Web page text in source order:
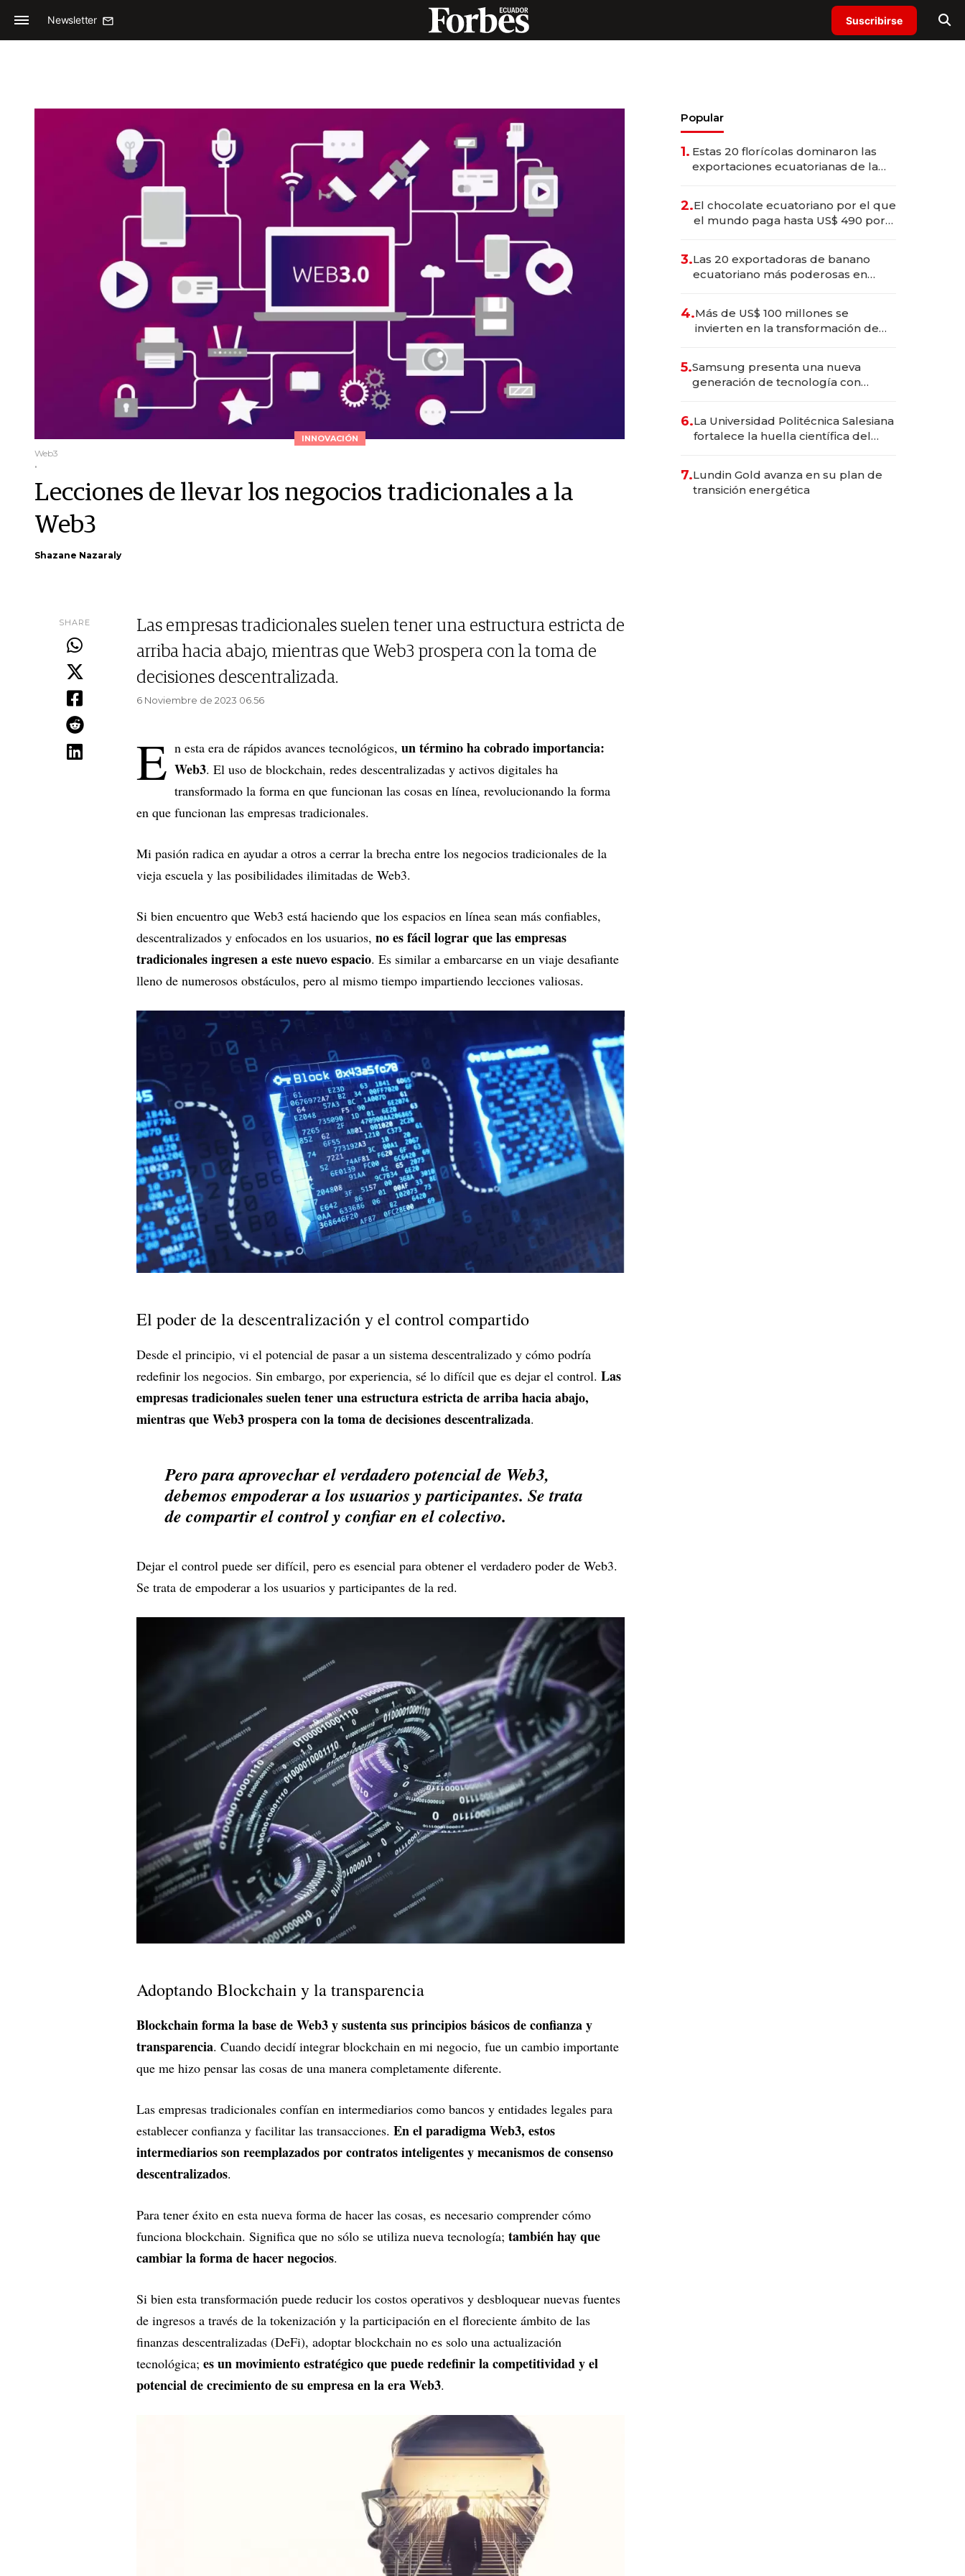
Newsletter Suscribirse
INNOVACIÓN
Web3
.
Lecciones de llevar los negocios tradicionales a la
Web3
Shazane Nazaraly
SHARE
Las empresas tradicionales suelen tener una estructura estricta de
arriba hacia abajo, mientras que Web3 prospera con la toma de
decisiones descentralizada.
6 Noviembre de 2023 06.56
E n esta era de rápidos avances tecnológicos, un término ha cobrado importancia:
Web3. El uso de blockchain, redes descentralizadas y activos digitales ha
transformado la forma en que funcionan las cosas en línea, revolucionando la forma
en que funcionan las empresas tradicionales.
Mi pasión radica en ayudar a otros a cerrar la brecha entre los negocios tradicionales de la
vieja escuela y las posibilidades ilimitadas de Web3.
Si bien encuentro que Web3 está haciendo que los espacios en línea sean más confiables,
descentralizados y enfocados en los usuarios, no es fácil lograr que las empresas
tradicionales ingresen a este nuevo espacio. Es similar a embarcarse en un viaje desafiante
lleno de numerosos obstáculos, pero al mismo tiempo impartiendo lecciones valiosas.
El poder de la descentralización y el control compartido
Desde el principio, vi el potencial de pasar a un sistema descentralizado y cómo podría
redefinir los negocios. Sin embargo, por experiencia, sé lo difícil que es dejar el control. Las
empresas tradicionales suelen tener una estructura estricta de arriba hacia abajo,
mientras que Web3 prospera con la toma de decisiones descentralizada.
Pero para aprovechar el verdadero potencial de Web3,
debemos empoderar a los usuarios y participantes. Se trata
de compartir el control y confiar en el colectivo.
Dejar el control puede ser difícil, pero es esencial para obtener el verdadero poder de Web3.
Se trata de empoderar a los usuarios y participantes de la red.
Adoptando Blockchain y la transparencia
Blockchain forma la base de Web3 y sustenta sus principios básicos de confianza y
transparencia. Cuando decidí integrar blockchain en mi negocio, fue un cambio importante
que me hizo pensar las cosas de una manera completamente diferente.
Las empresas tradicionales confían en intermediarios como bancos y entidades legales para
establecer confianza y facilitar las transacciones. En el paradigma Web3, estos
intermediarios son reemplazados por contratos inteligentes y mecanismos de consenso
descentralizados.
Para tener éxito en esta nueva forma de hacer las cosas, es necesario comprender cómo
funciona blockchain. Significa que no sólo se utiliza nueva tecnología; también hay que
cambiar la forma de hacer negocios.
Si bien esta transformación puede reducir los costos operativos y desbloquear nuevas fuentes
de ingresos a través de la tokenización y la participación en el floreciente ámbito de las
finanzas descentralizadas (DeFi), adoptar blockchain no es solo una actualización
tecnológica; es un movimiento estratégico que puede redefinir la competitividad y el
potencial de crecimiento de su empresa en la era Web3.
Popular
1. Estas 20 florícolas dominaron las
exportaciones ecuatorianas de la
2.El chocolate ecuatoriano por el que
el mundo paga hasta US$ 490 por
3.Las 20 exportadoras de banano
ecuatoriano más poderosas en
4.Más de US$ 100 millones se
invierten en la transformación de
5.Samsung presenta una nueva
generación de tecnología con
6.La Universidad Politécnica Salesiana
fortalece la huella científica del
7.Lundin Gold avanza en su plan de
transición energética